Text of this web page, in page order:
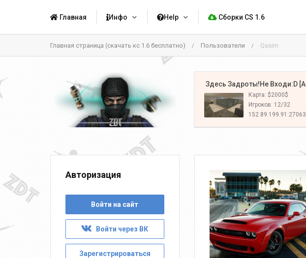
Главная Инфо Help Сборки CS 1.6
Главная страница (скачать кс 1.6 бесплатно) / Пользователи / Qasim
Карта: $2000$
Игроков: 12/32
152.89.199.91:27063
Авторизация
Войти на сайт
Войти через ВК
Зарегистрироваться